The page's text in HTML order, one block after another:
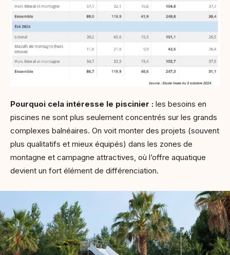
Pourquoi cela intéresse le piscinier : les besoins en
piscines ne sont plus seulement concentrés sur les grands
complexes balnéaires. On voit monter des projets (souvent
plus qualitatifs et mieux équipés) dans les zones de
montagne et campagne attractives, où l’offre aquatique
devient un fort élément de différenciation.